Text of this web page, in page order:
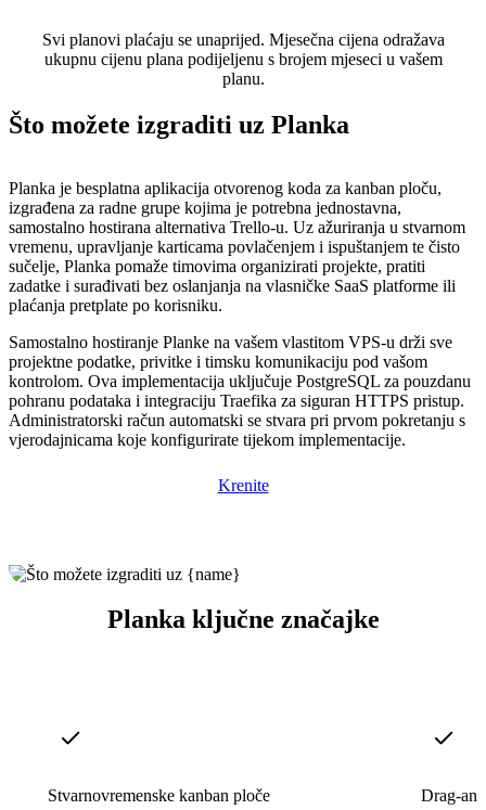
Svi planovi plaćaju se unaprijed. Mjesečna cijena odražava
ukupnu cijenu plana podijeljenu s brojem mjeseci u vašem
planu.
Što možete izgraditi uz Planka
Planka je besplatna aplikacija otvorenog koda za kanban ploču,
izgrađena za radne grupe kojima je potrebna jednostavna,
samostalno hostirana alternativa Trello-u. Uz ažuriranja u stvarnom
vremenu, upravljanje karticama povlačenjem i ispuštanjem te čisto
sučelje, Planka pomaže timovima organizirati projekte, pratiti
zadatke i surađivati bez oslanjanja na vlasničke SaaS platforme ili
plaćanja pretplate po korisniku.
Samostalno hostiranje Planke na vašem vlastitom VPS-u drži sve
projektne podatke, privitke i timsku komunikaciju pod vašom
kontrolom. Ova implementacija uključuje PostgreSQL za pouzdanu
pohranu podataka i integraciju Traefika za siguran HTTPS pristup.
Administratorski račun automatski se stvara pri prvom pokretanju s
vjerodajnicama koje konfigurirate tijekom implementacije.
Krenite
Planka ključne značajke
Stvarnovremenske kanban ploče Drag-